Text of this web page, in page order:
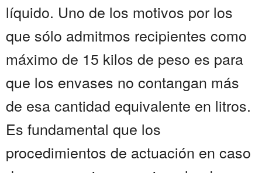
líquido. Uno de los motivos por los
que sólo admitmos recipientes como
máximo de 15 kilos de peso es para
que los envases no contangan más
de esa cantidad equivalente en litros.
Es fundamental que los
procedimientos de actuación en caso